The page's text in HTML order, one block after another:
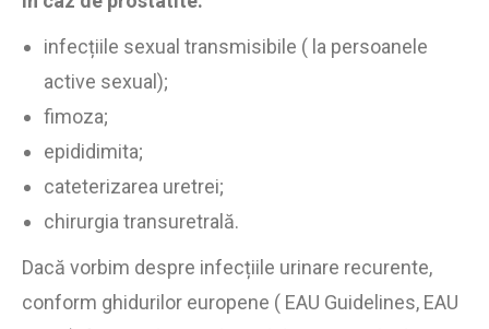
infecțiile sexual transmisibile ( la persoanele
active sexual);
fimoza;
epididimita;
cateterizarea uretrei;
chirurgia transuretrală.
Dacă vorbim despre infecțiile urinare recurente,
conform ghidurilor europene ( EAU Guidelines, EAU